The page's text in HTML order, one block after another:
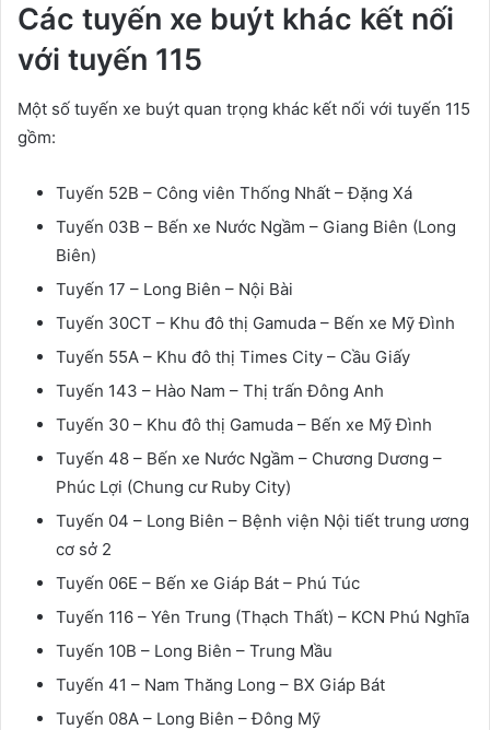
Các tuyến xe buýt khác kết nối
với tuyến 115
Một số tuyến xe buýt quan trọng khác kết nối với tuyến 115
gồm:
Tuyến 52B – Công viên Thống Nhất – Đặng Xá
Tuyến 03B – Bến xe Nước Ngầm – Giang Biên (Long
Biên)
Tuyến 17 – Long Biên – Nội Bài
Tuyến 30CT – Khu đô thị Gamuda – Bến xe Mỹ Đình
Tuyến 55A – Khu đô thị Times City – Cầu Giấy
Tuyến 143 – Hào Nam – Thị trấn Đông Anh
Tuyến 30 – Khu đô thị Gamuda – Bến xe Mỹ Đình
Tuyến 48 – Bến xe Nước Ngầm – Chương Dương –
Phúc Lợi (Chung cư Ruby City)
Tuyến 04 – Long Biên – Bệnh viện Nội tiết trung ương
cơ sở 2
Tuyến 06E – Bến xe Giáp Bát – Phú Túc
Tuyến 116 – Yên Trung (Thạch Thất) – KCN Phú Nghĩa
Tuyến 10B – Long Biên – Trung Mầu
Tuyến 41 – Nam Thăng Long – BX Giáp Bát
Tuyến 08A – Long Biên – Đông Mỹ